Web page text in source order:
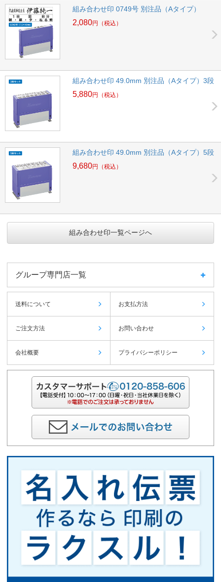
組み合わせ印 0749号 別注品（Aタイプ）
2,080円 （税込）
組み合わせ印 49.0mm 別注品（Aタイプ）3段
5,880円 （税込）
組み合わせ印 49.0mm 別注品（Aタイプ）5段
9,680円 （税込）
組み合わせ印一覧ページへ
グループ専門店一覧
送料について お支払方法
ご注文方法 お問い合わせ
会社概要 プライバシーポリシー